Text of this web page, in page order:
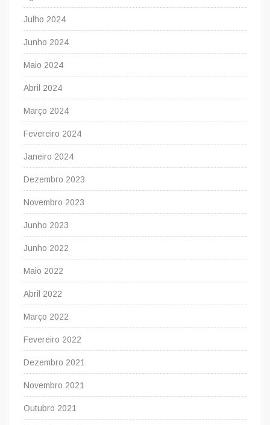
Julho 2024
Junho 2024
Maio 2024
Abril 2024
Março 2024
Fevereiro 2024
Janeiro 2024
Dezembro 2023
Novembro 2023
Junho 2023
Junho 2022
Maio 2022
Abril 2022
Março 2022
Fevereiro 2022
Dezembro 2021
Novembro 2021
Outubro 2021